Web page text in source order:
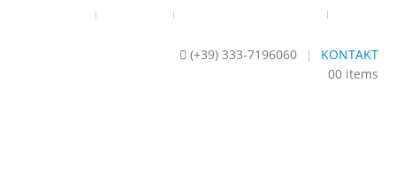
(+39) 333-7196060 |
KONTAKT
00 items